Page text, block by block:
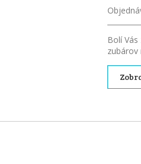
Bolí Vás
zubárov